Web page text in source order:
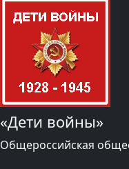
«Дети войны»
Общероссийская